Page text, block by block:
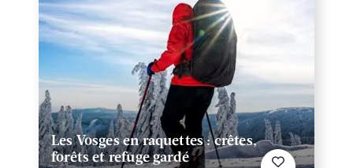
Les Vosges en raquettes : crêtes,
forêts et refuge gardé